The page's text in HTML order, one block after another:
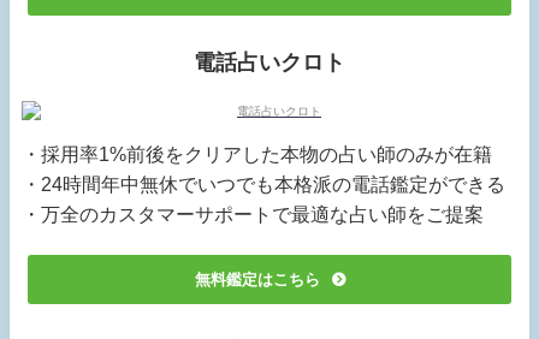
電話占いクロト
・採用率1%前後をクリアした本物の占い師のみが在籍
・24時間年中無休でいつでも本格派の電話鑑定ができる
・万全のカスタマーサポートで最適な占い師をご提案
無料鑑定はこちら